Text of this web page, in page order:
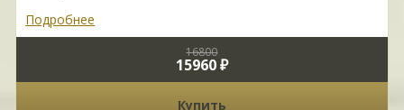
Подробнее
16800
15960 ₽
Купить